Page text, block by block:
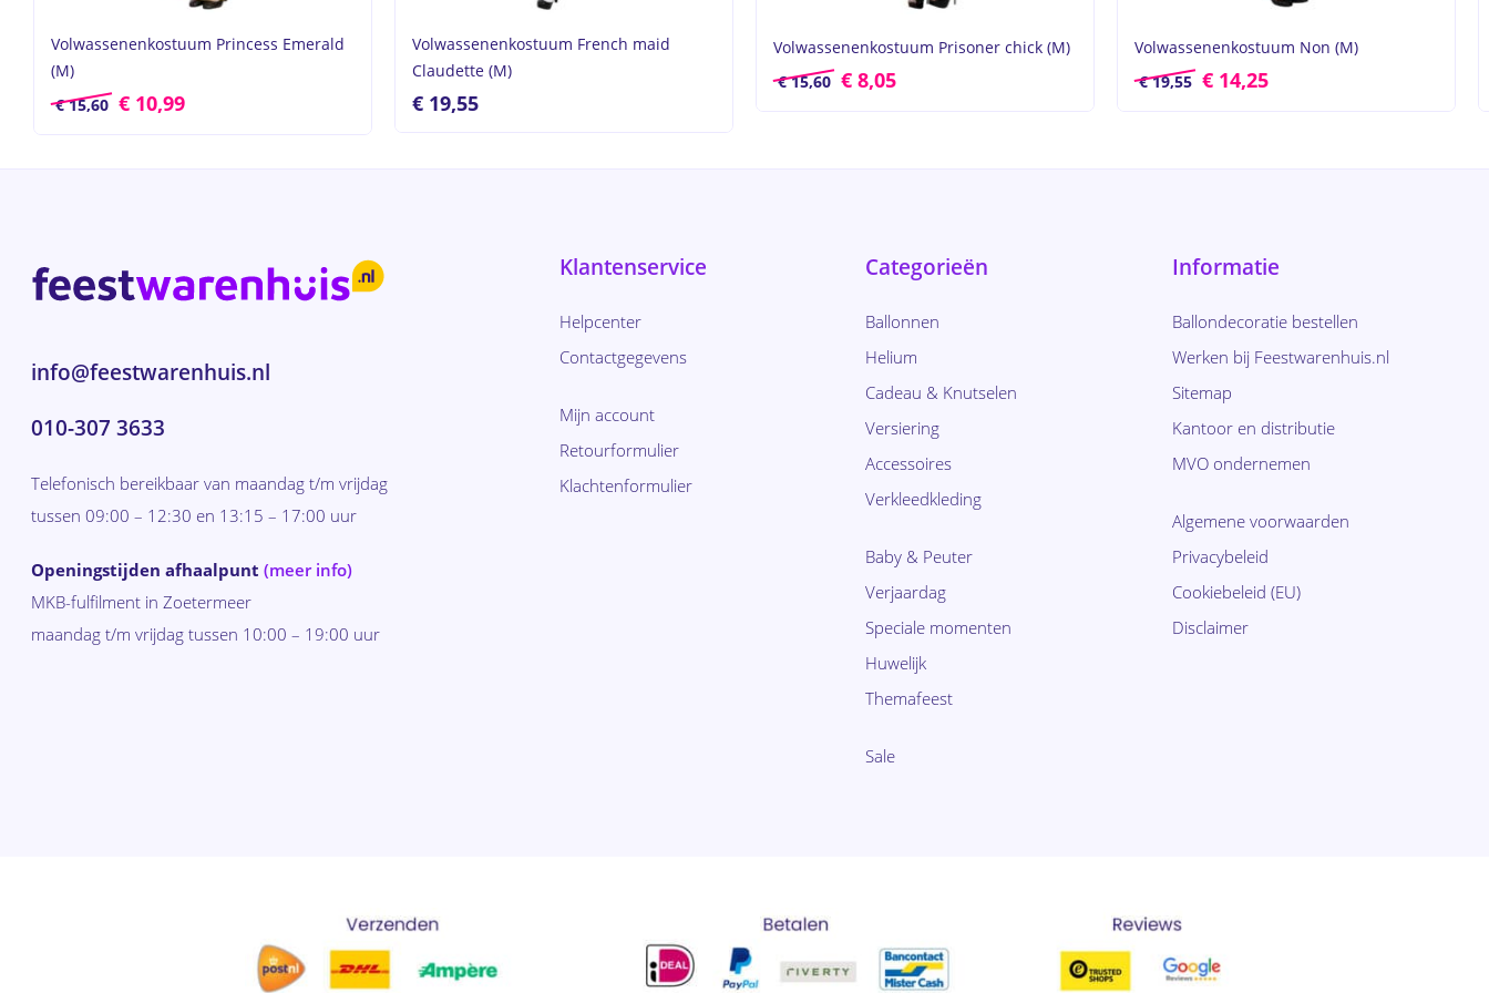
Volwassenenkostuum Princess Emerald
(M)
€15,60 € 10,99
Volwassenenkostuum French maid
Claudette (M)
€ 19,55
Volwassenenkostuum Prisoner chick (M)
€15,60 € 8,05
Volwassenenkostuum Non (M)
€19,55 € 14,25
info@feestwarenhuis.nl
010-307 3633
Telefonisch bereikbaar van maandag t/m vrijdag
tussen 09:00 – 12:30 en 13:15 – 17:00 uur
Openingstijden afhaalpunt (meer info)
MKB-fulfilment in Zoetermeer
maandag t/m vrijdag tussen 10:00 – 19:00 uur
Klantenservice
Helpcenter
Contactgegevens
Mijn account
Retourformulier
Klachtenformulier
Categorieën
Ballonnen
Helium
Cadeau & Knutselen
Versiering
Accessoires
Verkleedkleding
Baby & Peuter
Verjaardag
Speciale momenten
Huwelijk
Themafeest
Sale
Informatie
Ballondecoratie bestellen
Werken bij Feestwarenhuis.nl
Sitemap
Kantoor en distributie
MVO ondernemen
Algemene voorwaarden
Privacybeleid
Cookiebeleid (EU)
Disclaimer